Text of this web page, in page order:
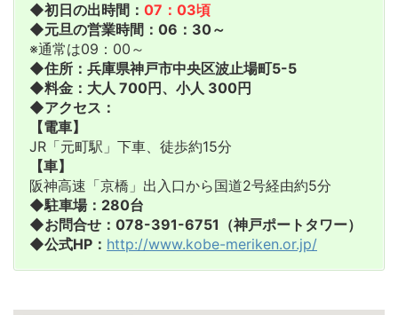
◆初日の出時間： 07：03頃
◆元旦の営業時間：06：30～
※通常は09：00～
◆住所：兵庫県神戸市中央区波止場町5-5
◆料金：大人 700円、小人 300円
◆アクセス：
【電車】
JR「元町駅」下車、徒歩約15分
【車】
阪神高速「京橋」出入口から国道2号経由約5分
◆駐車場：280台
◆お問合せ：078-391-6751（神戸ポートタワー）
◆公式HP： http://www.kobe-meriken.or.jp/